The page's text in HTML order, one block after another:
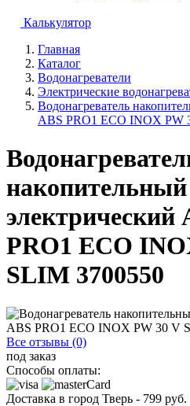
Калькулятор
Главная
Каталог
Водонагреватели
Электрические
Водонагреватель
ABS PRO1 ECO INOX PW
накопительный
электрический
PRO1 ECO
SLIM 3700550
Все отзывы (0)
под заказ
Способы оплаты:
Доставка в город Тверь - 799 руб.